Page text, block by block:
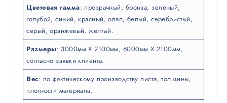
Цветовая гамма: прозрачный, бронза, зелёный,
голубой, синий, красный, опал, белый, серебристый,
серый, оранжевый, желтый.
Размеры: 3000мм Х 2100мм, 6000мм Х 2100мм,
согласно заявки клиента.
Вес: по фактическому производству листа, толщины,
плотности материала.